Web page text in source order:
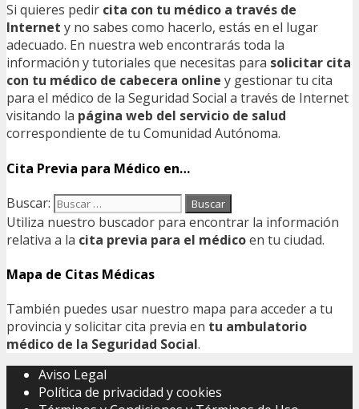
Si quieres pedir cita con tu médico a través de
Internet y no sabes como hacerlo, estás en el lugar
adecuado. En nuestra web encontrarás toda la
información y tutoriales que necesitas para solicitar cita
con tu médico de cabecera online y gestionar tu cita
para el médico de la Seguridad Social a través de Internet
visitando la página web del servicio de salud
correspondiente de tu Comunidad Autónoma.
Cita Previa para Médico en…
Buscar:
Utiliza nuestro buscador para encontrar la información
relativa a la cita previa para el médicoen tu ciudad.
Mapa de Citas Médicas
También puedes usar nuestro mapa para acceder a tu
provincia y solicitar cita previa en tu ambulatorio
médico de la Seguridad Social.
Aviso Legal
Política de privacidad y cookies